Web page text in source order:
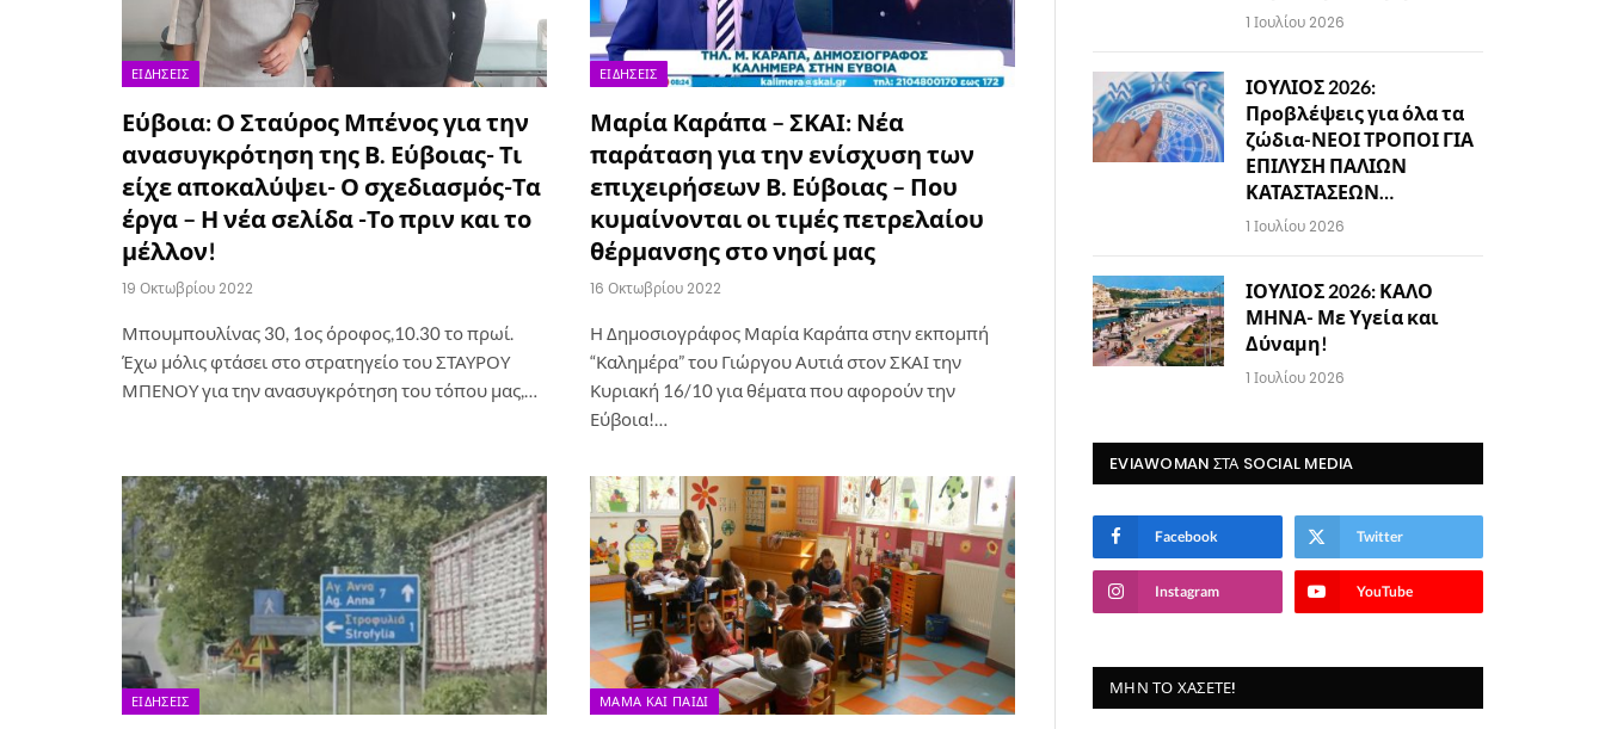
ΕΙΔΉΣΕΙΣ
Εύβοια: Ο Σταύρος Μπένος για την
ανασυγκρότηση της Β. Εύβοιας- Τι
είχε αποκαλύψει- Ο σχεδιασμός-Τα
έργα – Η νέα σελίδα -Το πριν και το
μέλλον!
19 Οκτωβρίου 2022
Μπουμπουλίνας 30, 1ος όροφος,10.30 το πρωί.
Έχω μόλις φτάσει στο στρατηγείο του ΣΤΑΥΡΟΥ
ΜΠΕΝΟΥ για την ανασυγκρότηση του τόπου μας,…
ΕΙΔΉΣΕΙΣ
Μαρία Καράπα – ΣΚΑΙ: Νέα
παράταση για την ενίσχυση των
επιχειρήσεων Β. Εύβοιας – Που
κυμαίνονται οι τιμές πετρελαίου
θέρμανσης στο νησί μας
16 Οκτωβρίου 2022
Η Δημοσιογράφος Μαρία Καράπα στην εκπομπή
“Καλημέρα” του Γιώργου Αυτιά στον ΣΚΑΙ την
Κυριακή 16/10 για θέματα που αφορούν την
Εύβοια!…
ΕΙΔΉΣΕΙΣ ΜΑΜΆ ΚΑΙ ΠΑΙΔΊ
1 Ιουλίου 2026
ΙΟΥΛΙΟΣ 2026:
Προβλέψεις για όλα τα
ζώδια-ΝΕΟΙ ΤΡΟΠΟΙ ΓΙΑ
ΕΠΙΛΥΣΗ ΠΑΛΙΩΝ
ΚΑΤΑΣΤΑΣΕΩΝ…
1 Ιουλίου 2026
ΙΟΥΛΙΟΣ 2026: ΚΑΛΟ
ΜΗΝΑ- Με Υγεία και
Δύναμη!
1 Ιουλίου 2026
EVIAWOMAN ΣΤΑ SOCIAL MEDIA
Facebook Twitter
Instagram YouTube
ΜΗΝ ΤΟ ΧΆΣΕΤΕ!